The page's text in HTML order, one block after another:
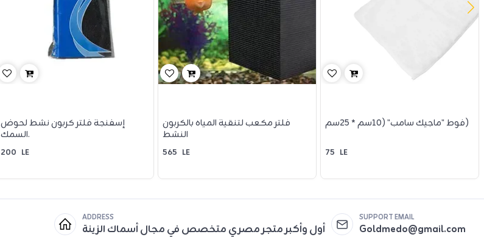
إسفنجة فلتر كربون نشط لحوض
السمك.
200 LE
فلتر مكعب لتنقية المياه بالكربون
النشط
565 LE
فوط "ماجيك سامب" (10سم * 25سم)
75 LE
ADDRESS
أول وأكبر متجر مصري متخصص في مجال أسماك الزينة
SUPPORT EMAIL
Goldmedo@gmail.com